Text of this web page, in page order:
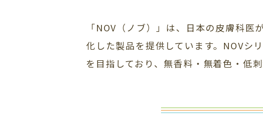
「NOV（ノブ）」は、日本の皮膚科
化した製品を提供しています。NOVシ
を目指しており、無香料・無着色・低